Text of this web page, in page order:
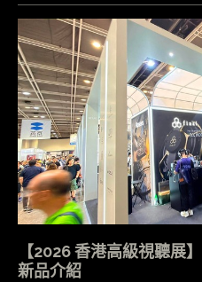
【2026 香港高級視聽展
新品介紹